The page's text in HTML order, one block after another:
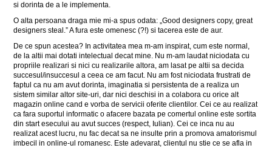
si dorinta de a le implementa.
O alta persoana draga mie mi-a spus odata: „Good designers copy, great
designers steal.” A fura este omenesc (?!) si tacerea este de aur.
De ce spun acestea? In activitatea mea m-am inspirat, cum este normal,
de la altii mai dotati intelectual decat mine. Nu m-am laudat niciodata cu
propriile realizari si nici cu realizarile altora, am lasat pe altii sa decida
succesul/insuccesul a ceea ce am facut. Nu am fost niciodata frustrati de
faptul ca nu am avut dorinta, imaginatia si persistenta de a realiza un
sistem similar altor site-uri, dar nici deschisi in a colabora cu orice alt
magazin online cand e vorba de servicii oferite clientilor. Cei ce au realizat
ca fara suportul informatic o afacere bazata pe comertul online este sortita
din start esecului au avut succes (respect, Iulian). Cei ce inca nu au
realizat acest lucru, nu fac decat sa ne insulte prin a promova amatorismul
imbecil in online-ul romanesc. Este adevarat, clientul nu stie ce se afla in